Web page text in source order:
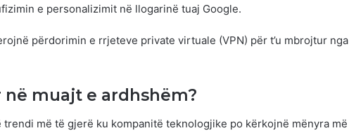
e personalizimit në llogarinë tuaj Google.
përdorimin e rrjeteve private virtuale (VPN) për t’u mbrojtur nga
muajt e ardhshëm?
më të gjerë ku kompanitë teknologjike po kërkojnë mënyra më